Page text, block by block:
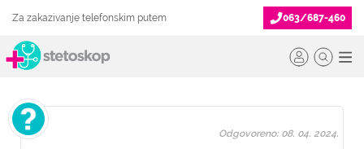
Za zakazivanje telefonskim putem 063/687-460
Odgovoreno: 08. 04. 2024.